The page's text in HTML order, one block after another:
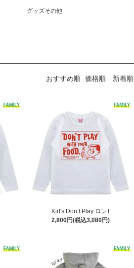
グッズその他
おすすめ順 価格順 新着順
Kid's Don’t Play ロンT
2,800円(税込3,080円)